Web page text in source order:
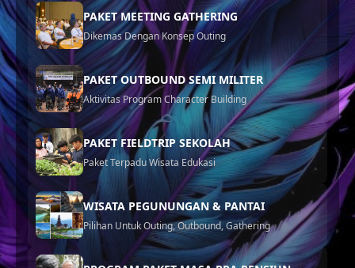
PAKET MEETING GATHERING
Dikemas Dengan Konsep Outing
PAKET OUTBOUND SEMI MILITER
Aktivitas Program Character Building
PAKET FIELDTRIP SEKOLAH
Paket Terpadu Wisata Edukasi
WISATA PEGUNUNGAN & PANTAI
Pilihan Untuk Outing, Outbound, Gathering